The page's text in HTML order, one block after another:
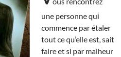
une personne qui
commence par étaler
tout ce qu’elle est, sait
faire et si par malheur